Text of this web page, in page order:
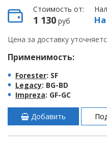
Стоимость от:
1 130 руб
Цена за доставку
Применимость:
Forester: SF
Legacy: BG-BD
Impreza: GF-GC
Добавить